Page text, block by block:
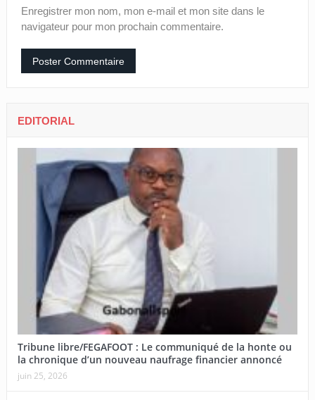
Enregistrer mon nom, mon e-mail et mon site dans le
navigateur pour mon prochain commentaire.
EDITORIAL
Tribune libre/FEGAFOOT : Le communiqué de la honte ou
la chronique d’un nouveau naufrage financier annoncé
juin 25, 2026